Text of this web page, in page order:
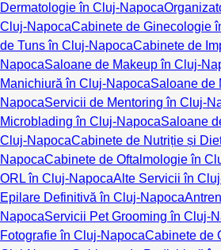
Dermatologie în Cluj-Napoca
Cluj-NapocaCabinete de Ginecologie
de Tuns în Cluj-NapocaCabinete de
NapocaSaloane de Makeup în Cluj-
Manichiură în Cluj-NapocaSaloane de
NapocaServicii de Mentoring în Cluj-
Microblading în Cluj-NapocaSaloane
Cluj-NapocaCabinete de Nutriție și
NapocaCabinete de Oftalmologie în
ORL în Cluj-NapocaAlte Servicii în
Epilare Definitivă în Cluj-Napoca
NapocaServicii Pet Grooming în Cluj-
Fotografie în Cluj-NapocaCabinete de